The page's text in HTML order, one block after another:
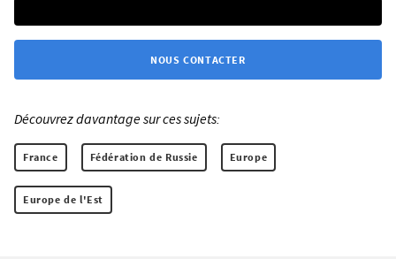
NOUS CONTACTER
Découvrez davantage sur ces sujets:
France Fédération de Russie Europe
Europe de l'Est